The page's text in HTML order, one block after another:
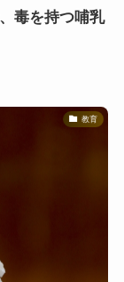
毒を持つ哺乳
教育